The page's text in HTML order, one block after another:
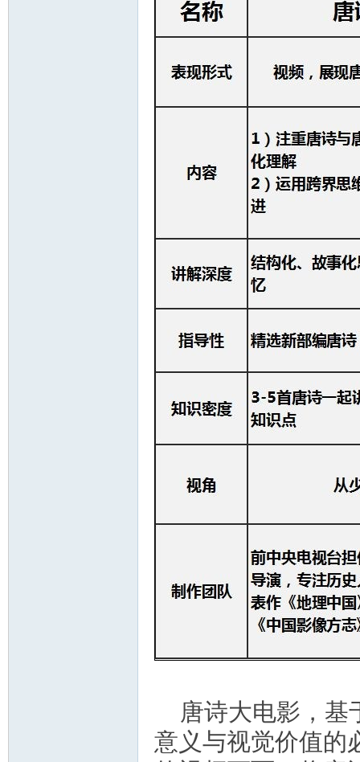
唐诗大电影，基
意义与视觉价值的